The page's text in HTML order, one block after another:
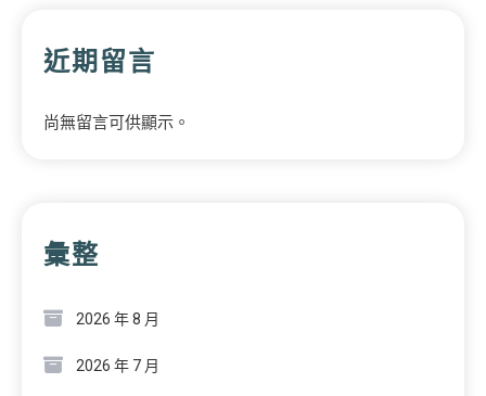
近期留言
尚無留言可供顯示。
彙整
2026 年 8 月
2026 年 7 月